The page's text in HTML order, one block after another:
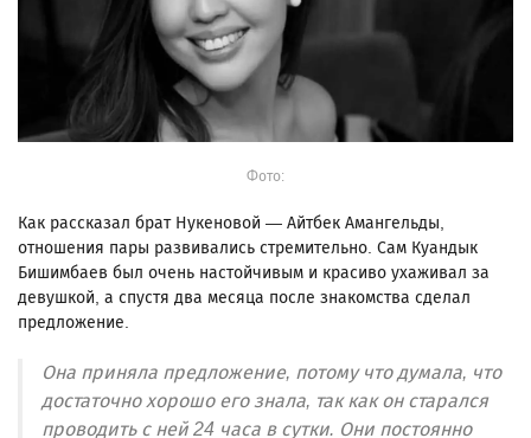
Фото:
Как рассказал брат Нукеновой — Айтбек Амангельды,
отношения пары развивались стремительно. Сам Куандык
Бишимбаев был очень настойчивым и красиво ухаживал за
девушкой, а спустя два месяца после знакомства сделал
предложение.
Она приняла предложение, потому что думала, что
достаточно хорошо его знала, так как он старался
проводить с ней 24 часа в сутки. Они постоянно